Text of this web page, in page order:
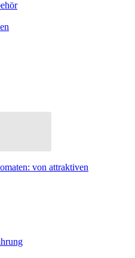
von attraktiven